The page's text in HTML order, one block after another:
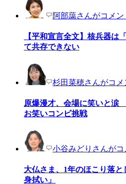
阿部藹さんがコメン
【平和宣言全文】核兵器
て共存できない
杉田菜穂さんがコメ
原爆漫才、会場に笑いと
お笑いコンビ挑戦
小谷みどりさんが
大仏さま、1年のほこり落
身拭い」